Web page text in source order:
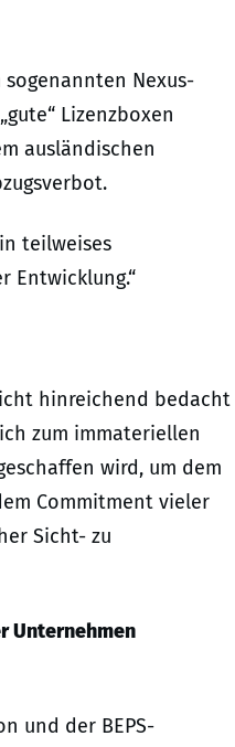
Nexus-
Lizenzboxen
ausländischen
teilweises
Entwicklung.“
hinreichend bedacht
zum immateriellen
wird, um dem
Commitment vieler
Sicht- zu
Unternehmen
und der BEPS-